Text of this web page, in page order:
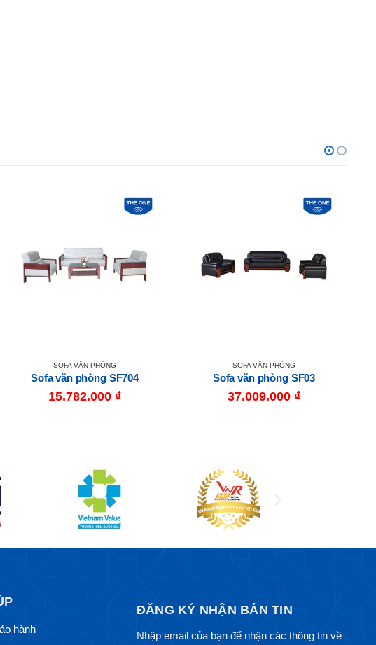
SOFA VĂN PHÒNG
Sofa văn phòng SF704
15.782.000 ₫
SOFA VĂN PHÒNG
Sofa văn phòng SF03
37.009.000 ₫
hành
ĐĂNG KÝ NHẬN BẢN TIN
Nhập email của bạn để nhận các thông tin về